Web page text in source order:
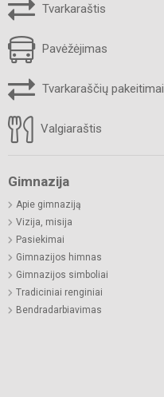
Tvarkaraštis
Pavėžėjimas
Tvarkaraščių pakeitimai
Valgiaraštis
Gimnazija
Apie gimnaziją
Vizija, misija
Pasiekimai
Gimnazijos himnas
Gimnazijos simboliai
Tradiciniai renginiai
Bendradarbiavimas